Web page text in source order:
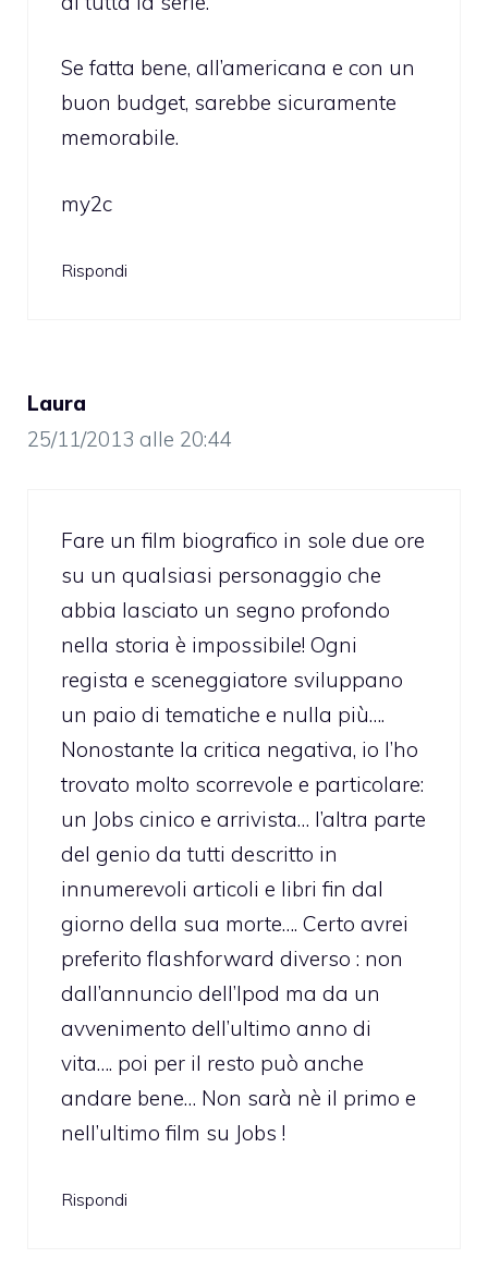
Se fatta bene, all’americana e con un
buon budget, sarebbe sicuramente
memorabile.
my2c
Rispondi
Laura
25/11/2013 alle 20:44
Fare un film biografico in sole due ore
su un qualsiasi personaggio che
abbia lasciato un segno profondo
nella storia è impossibile! Ogni
regista e sceneggiatore sviluppano
un paio di tematiche e nulla più….
Nonostante la critica negativa, io l’ho
trovato molto scorrevole e particolare:
un Jobs cinico e arrivista… l’altra parte
del genio da tutti descritto in
innumerevoli articoli e libri fin dal
giorno della sua morte…. Certo avrei
preferito flashforward diverso : non
dall’annuncio dell’Ipod ma da un
avvenimento dell’ultimo anno di
vita…. poi per il resto può anche
andare bene… Non sarà nè il primo e
nell’ultimo film su Jobs !
Rispondi